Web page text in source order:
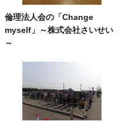
倫理法人会の「Change
myself」～株式会社さいせい
～